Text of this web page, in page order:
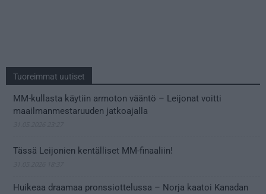
Tuoreimmat uutiset
MM-kullasta käytiin armoton vääntö – Leijonat voitti
maailmanmestaruuden jatkoajalla
Tässä Leijonien kentälliset MM-finaaliin!
Huikeaa draamaa pronssiottelussa – Norja kaatoi Kanadan